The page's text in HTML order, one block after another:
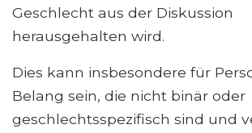
Geschlecht aus der Diskussion
herausgehalten wird.
Dies kann insbesondere für
Belang sein, die nicht binär oder
geschlechtsspezifisch sind und